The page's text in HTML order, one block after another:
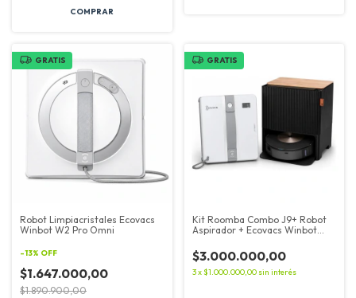
GRATIS
Robot Limpiacristales Ecovacs
Winbot W2 Pro Omni
-13% OFF
$1.647.000,00
$1.890.900,00
GRATIS
Kit Roomba Combo J9+ Robot
Aspirador + Ecovacs Winbot
$3.000.000,00
3x$1.000.000,00 sin interés